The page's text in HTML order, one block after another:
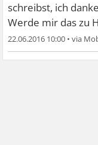
schreibst, ich
Werde mir das zu
22.06.2016 10:00 •